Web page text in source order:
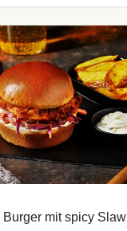
mit spicy Slaw